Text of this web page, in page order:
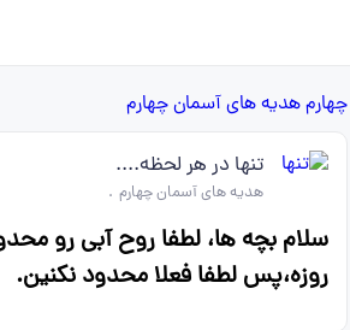
چهارمهدیه های آسمان چهارم
تنها در هر لحظه....
هدیه های آسمان چهارم .
سلام بچه ها، لطفا روح آبی رو
روزه،پس لطفا فعلا محدود نکنین.